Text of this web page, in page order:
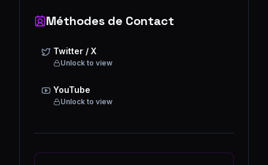
Méthodes de Contact
Twitter / X
Unlock to view
YouTube
Unlock to view